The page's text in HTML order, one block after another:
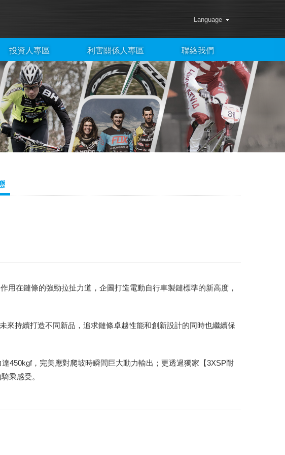
投資人專區 利害關係人專區 聯絡我們
Language
在鏈條的強勁拉扯力道，企圖打造電動自行車製鏈標準的新高度，
來持續打造不同新品，追求鏈條卓越性能和創新設計的同時也繼續保
450kgf，完美應對爬坡時瞬間巨大動力輸出；更透過獨家【3XSP耐
乘感受。